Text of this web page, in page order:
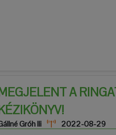
A
Gróh Ili
2022-08-29